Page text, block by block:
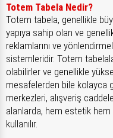
Totem Tabela Nedir?
Totem tabela, genellikle
yapıya sahip olan ve
reklamlarını ve
sistemleridir. Totem
olabilirler ve genellikle
mesafelerden bile kolayca
merkezleri, alışveriş
alanlarda, hem estetik
kullanılır.